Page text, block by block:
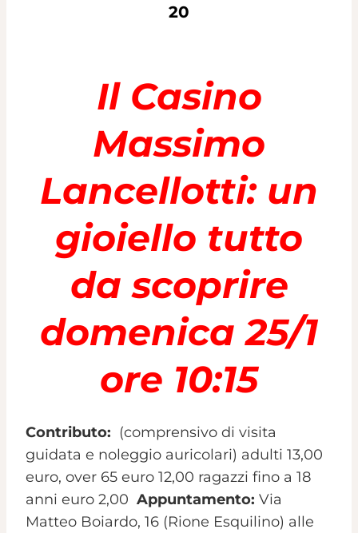
20
Il Casino
Massimo
Lancellotti: un
gioiello tutto
da scoprire
domenica 25/1
ore 10:15
Contributo: (comprensivo di visita
guidata e noleggio auricolari) adulti 13,00
euro, over 65 euro 12,00 ragazzi fino a 18
anni euro 2,00 Appuntamento: Via
Matteo Boiardo, 16 (Rione Esquilino) alle